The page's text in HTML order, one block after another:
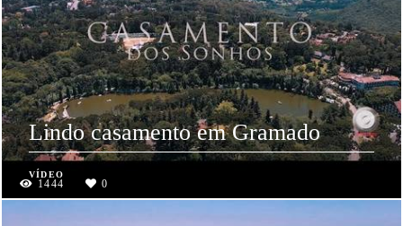
Lindo casamento em Gramado
VÍDEO
1444 0